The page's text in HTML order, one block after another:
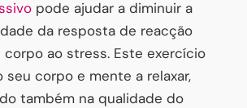
pode ajudar a diminuir a
da resposta de reacção
corpo ao stress. Este exercício
seu corpo e mente a relaxar,
também na qualidade do